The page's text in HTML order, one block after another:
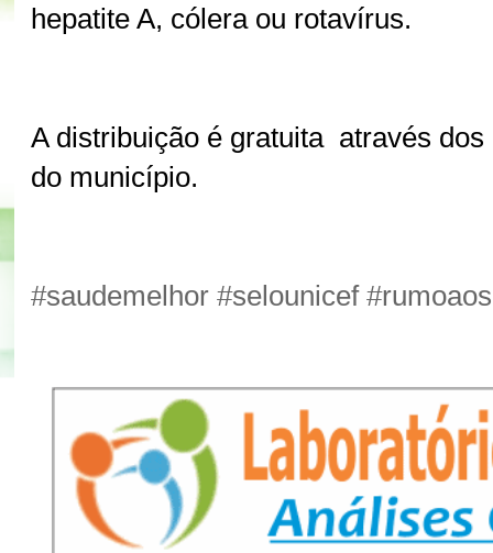
hepatite A, cólera ou rotavírus.
A distribuição é gratuita através dos
do município.
#saudemelhor #selounicef